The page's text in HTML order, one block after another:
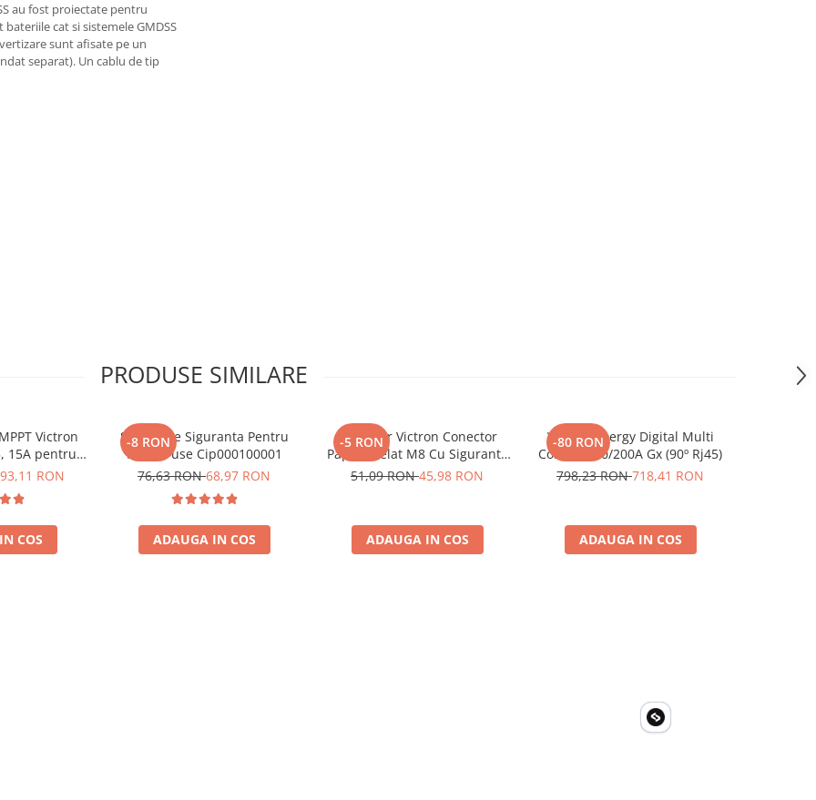
au fost proiectate pentru
cat si sistemele GMDSS
sunt afisate pe un
separat). Un cablu de tip
PRODUSE SIMILARE
Victron
15A pentru
si 24V
RON
COS
-8 RON
Suport De Siguranta Pentru
Mega-Fuse Cip000100001
76,63 RON68,97 RON
ADAUGA IN COS
-5 RON
Conector Victron Conector
Papuc Inelat M8 Cu Siguranta
Fuzibila Ato De 30A
51,09 RON45,98 RON
ADAUGA IN COS
-80 RON
Victron Energy Digital Multi
Control 200/200A Gx (90º Rj45)
798,23 RON718,41 RON
ADAUGA IN COS